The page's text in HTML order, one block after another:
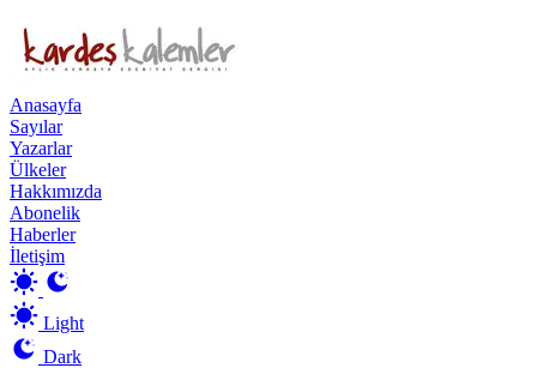
Anasayfa
Sayılar
Yazarlar
Ülkeler
Hakkımızda
Abonelik
Haberler
İletişim
Light
Dark